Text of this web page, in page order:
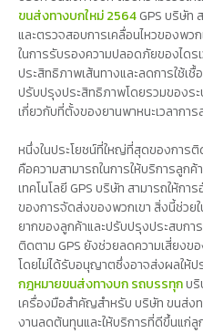
ขนส่งทางบกใหม่ 2564GPS บริษัท
และตรวจสอบการเคลื่อนไหวของพว
ในการรับรองความปลอดภัยของไดร
ประสิทธิภาพเส้นทางและลดการใช้เ
ปรับปรุงประสิทธิภาพโดยรวมของร
เกี่ยวกับที่ตั้งของยานพาหนะเวลาก
หนึ่งในประโยชน์ที่ใหญ่ที่สุดของการ
คือความสามารถในการให้บริการลูก
เทคโนโลยี GPS บริษัท สามารถให้ก
ของการจัดส่งของพวกเขา สิ่งนี้ช่วย
ยากของลูกค้าและปรับปรุงประสบก
ติดตาม GPS ยังช่วยลดความเสี่ยงข
โดยไม่ได้รับอนุญาตซึ่งอาจส่งผลให้
กฎหมายขนส่งทางบก รถบรรทุกบริ
เครื่องมือสำคัญสำหรับ บริษัท ขนส่ง
งานลดต้นทุนและให้บริการที่ดีขึ้นแก่ลู